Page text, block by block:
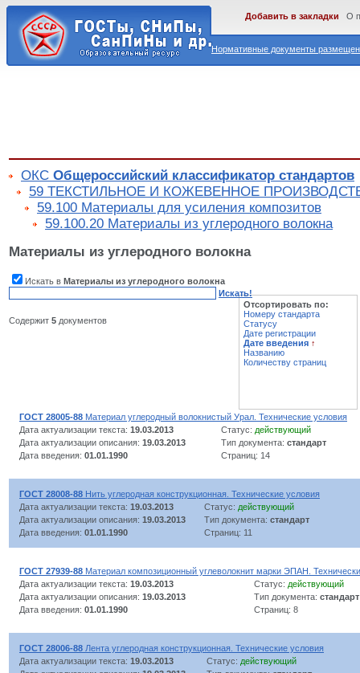
Нормативные документы
Добавить в закладки О
ОКС Общероссийский классификатор стандартов
59 ТЕКСТИЛЬНОЕ И КОЖЕВЕННОЕ
59.100 Материалы для усиления композитов
59.100.20 Материалы из углеродного волокна
Материалы из углеродного волокна
Искать в Материалы из углеродного волокна
Искать!
Содержит 5 документов
Отсортировать по:
Номеру стандарта
Статусу
Дате регистрации
Дате введения ↑
Названию
Количеству страниц
ГОСТ 28005-88 Материал углеродный волокнистый Урал. Технические условия
Дата актуализации текста: 19.03.2013 Статус: действующий
Дата актуализации описания: 19.03.2013 Тип документа: стандарт
Дата введения: 01.01.1990 Страниц: 14
ГОСТ 28008-88 Нить углеродная конструкционная. Технические условия
Дата актуализации текста: 19.03.2013 Статус: действующий
Дата актуализации описания: 19.03.2013 Тип документа: стандарт
Дата введения: 01.01.1990 Страниц: 11
ГОСТ 27939-88 Материал композиционный углеволокнит марки ЭПАН.
Дата актуализации текста: 19.03.2013 Статус: действующий
Дата актуализации описания: 19.03.2013 Тип документа: стандарт
Дата введения: 01.01.1990 Страниц: 8
ГОСТ 28006-88 Лента углеродная конструкционная. Технические условия
Дата актуализации текста: 19.03.2013 Статус: действующий